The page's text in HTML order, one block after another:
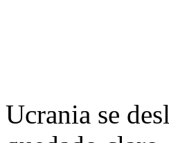
Ucrania se